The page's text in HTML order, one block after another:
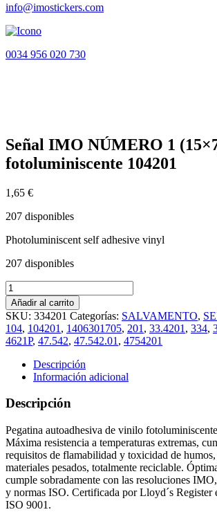
info@imostickers.com
0034 956 020 730
Señal IMO NÚMERO 1
fotoluminiscente 104201
1,65 €
207 disponibles
Photoluminiscent self adhesive vinyl
207 disponibles
Señal
IMO
NÚMERO
1
(15x7,5cm)
vinilo
fotoluminiscente
104201
cantidad
Añadir al carrito
SKU: 334201 Categorías: SALVAMENTO,
104, 104201 , 1406301705, 201 , 33.4201 , 334,
4621P, 47.542, 47.542.01 , 4754201
Descripción
Información adicional
Descripción
Pegatina autoadhesiva de vinilo
Máxima resistencia a temperaturas extremas,
requisitos de flamabilidad y toxicidad de
materiales pesados, totalmente reciclable.
cumple sobradamente con las resoluciones
y normas ISO. Certificada por Lloyd´s Register
ISO 9001.